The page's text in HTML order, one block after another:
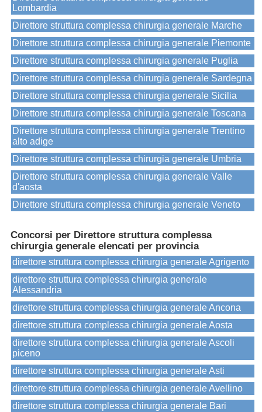
Lombardia
Direttore struttura complessa chirurgia generale Marche
Direttore struttura complessa chirurgia generale Piemonte
Direttore struttura complessa chirurgia generale Puglia
Direttore struttura complessa chirurgia generale Sardegna
Direttore struttura complessa chirurgia generale Sicilia
Direttore struttura complessa chirurgia generale Toscana
Direttore struttura complessa chirurgia generale Trentino
alto adige
Direttore struttura complessa chirurgia generale Umbria
Direttore struttura complessa chirurgia generale Valle
d'aosta
Direttore struttura complessa chirurgia generale Veneto
Concorsi per Direttore struttura complessa
chirurgia generale elencati per provincia
direttore struttura complessa chirurgia generale Agrigento
direttore struttura complessa chirurgia generale
Alessandria
direttore struttura complessa chirurgia generale Ancona
direttore struttura complessa chirurgia generale Aosta
direttore struttura complessa chirurgia generale Ascoli
piceno
direttore struttura complessa chirurgia generale Asti
direttore struttura complessa chirurgia generale Avellino
direttore struttura complessa chirurgia generale Bari